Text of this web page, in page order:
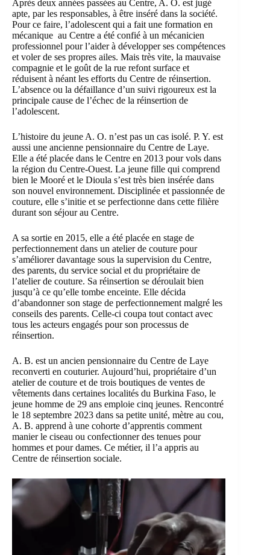
Après deux années passées au Centre, A. O. est jugé
apte, par les responsables, à être inséré dans la société.
Pour ce faire, l’adolescent qui a fait une formation en
mécanique au Centre a été confié à un mécanicien
professionnel pour l’aider à développer ses compétences
et voler de ses propres ailes. Mais très vite, la mauvaise
compagnie et le goût de la rue refont surface et
réduisent à néant les efforts du Centre de réinsertion.
L’absence ou la défaillance d’un suivi rigoureux est la
principale cause de l’échec de la réinsertion de
l’adolescent.
L’histoire du jeune A. O. n’est pas un cas isolé. P. Y. est
aussi une ancienne pensionnaire du Centre de Laye.
Elle a été placée dans le Centre en 2013 pour vols dans
la région du Centre-Ouest. La jeune fille qui comprend
bien le Mooré et le Dioula s’est très bien insérée dans
son nouvel environnement. Disciplinée et passionnée de
couture, elle s’initie et se perfectionne dans cette filière
durant son séjour au Centre.
A sa sortie en 2015, elle a été placée en stage de
perfectionnement dans un atelier de couture pour
s’améliorer davantage sous la supervision du Centre,
des parents, du service social et du propriétaire de
l’atelier de couture. Sa réinsertion se déroulait bien
jusqu’à ce qu’elle tombe enceinte. Elle décida
d’abandonner son stage de perfectionnement malgré les
conseils des parents. Celle-ci coupa tout contact avec
tous les acteurs engagés pour son processus de
réinsertion.
A. B. est un ancien pensionnaire du Centre de Laye
reconverti en couturier. Aujourd’hui, propriétaire d’un
atelier de couture et de trois boutiques de ventes de
vêtements dans certaines localités du Burkina Faso, le
jeune homme de 29 ans emploie cinq jeunes. Rencontré
le 18 septembre 2023 dans sa petite unité, mètre au cou,
A. B. apprend à une cohorte d’apprentis comment
manier le ciseau ou confectionner des tenues pour
hommes et pour dames. Ce métier, il l’a appris au
Centre de réinsertion sociale.